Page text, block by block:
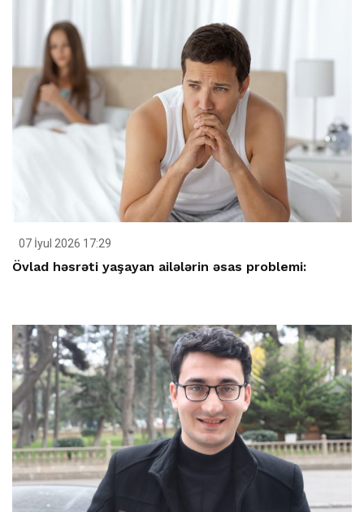
07 İyul 2026 17:29
Övlad həsrəti yaşayan ailələrin əsas problemi: